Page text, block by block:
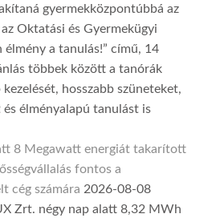
gyermekközpontúbbá az
Oktatási és Gyermekügyi
élmény a tanulás!” című, 14
többek között a tanórák
hosszabb szüneteket,
élményalapú tanulást is
8 Megawatt energiát takarított
fontos a
cég számára 2026-08-08
Zrt. négy nap alatt 8,32 MWh